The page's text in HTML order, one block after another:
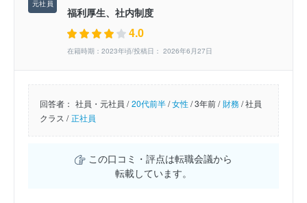
福利厚生、社内制度
4.0
在籍時期：2023年頃/投稿日： 2026年6月27日
回答者： 社員・元社員 / 20代前半/女性/3年前 / 財務/社員
クラス / 正社員
この口コミ・評点は転職会議から
転載しています。